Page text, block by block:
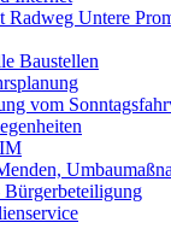
Radweg Untere
Baustellen
vom
Bürgerbeteiligung